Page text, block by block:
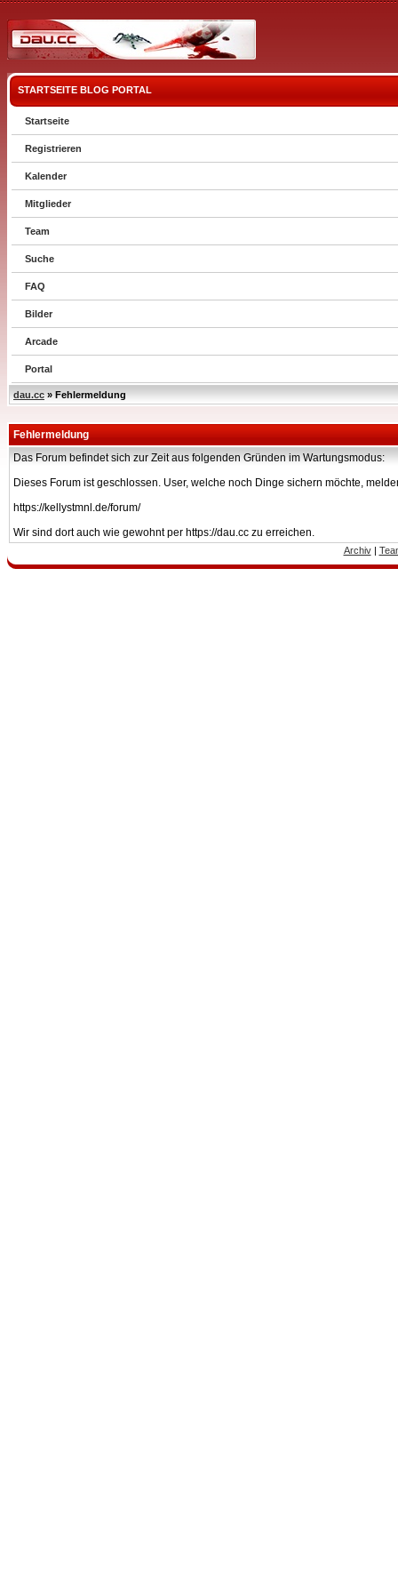
STARTSEITE BLOG PORTAL
Startseite
Registrieren
Kalender
Mitglieder
Team
Suche
FAQ
Bilder
Arcade
Portal
dau.cc » Fehlermeldung
Fehlermeldung
Das Forum befindet sich zur Zeit aus folgenden Gründen im Wartungsmodus:
Dieses Forum ist geschlossen. User, welche noch Dinge sichern möchte,
https://kellystmnl.de/forum/
Wir sind dort auch wie gewohnt per https://dau.cc zu erreichen.
Archiv|